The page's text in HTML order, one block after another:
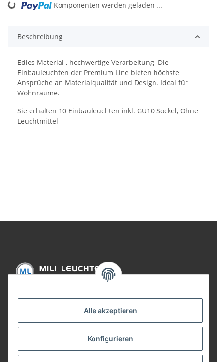
Alle akzeptieren
Konfigurieren
Loading... Komponenten werden geladen ...
Beschreibung
Edles Material , hochwertige Verarbeitung. Die
Einbauleuchten der Premium Line bieten höchste
Ansprüche an Materialqualität und Design. Ideal für
Wohnräume.
Sie erhalten 10 Einbauleuchten inkl. GU10 Sockel, Ohne
Leuchtmittel
Gesetzliche Informationen
Bezahlung